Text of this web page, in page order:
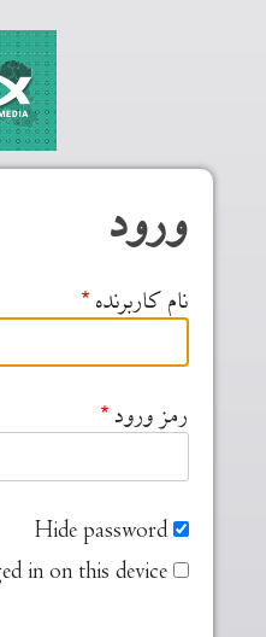
ورود
نام کاربرنده
رمز ورود
Hide password
in on this device